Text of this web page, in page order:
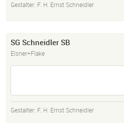
Gestalter: F. H. Ernst Schneidler
SG Schneidler SB
Elsner+Flake
Gestalter: F. H. Ernst Schneidler